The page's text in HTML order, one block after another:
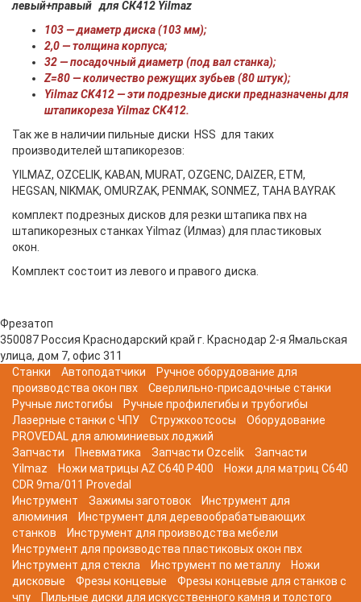
левый+правый для СК412 Yilmaz
103 — диаметр диска (103 мм);
2,0 — толщина корпуса;
32 — посадочный диаметр (под вал станка);
Z=80 — количество режущих зубьев (80 штук);
Yilmaz CK412 — эти подрезные диски предназначены для
штапикореза Yilmaz CK412.
Так же в наличии пильные диски HSS для таких
производителей штапикорезов:
YILMAZ, OZCELIK, KABAN, MURAT, OZGENC, DAIZER, ETM,
HEGSAN, NIKMAK, OMURZAK, PENMAK, SONMEZ, TAHA BAYRAK
комплект подрезных дисков для резки штапика пвх на
штапикорезных станках Yilmaz (Илмаз) для пластиковых
окон.
Комплект состоит из левого и правого диска.
Фрезатоп
350087 Россия Краснодарский край г. Краснодар 2-я Ямальская
улица, дом 7, офис 311
Станки
Автоподатчики
Ручное оборудование для
производства окон пвх
Сверлильно-присадочные станки
Ручные листогибы
Ручные профилегибы и трубогибы
Лазерные станки с ЧПУ
Стружкоотсосы
Оборудование
PROVEDAL для алюминиевых лоджий
Запчасти
Пневматика Запчасти Ozcelik
Запчасти
Yilmaz
Ножи матрицы AZ C640 P400
Ножи для матриц C640
CDR 9ma/011 Provedal
Инструмент
Зажимы заготовок
Инструмент для
алюминия
Инструмент для деревообрабатывающих
станков
Инструмент для производства мебели
Инструмент для производства пластиковых окон пвх
Инструмент для стекла
Инструмент по металлу
Ножи
дисковые
Фрезы концевые
Фрезы концевые для станков с
чпу
Пильные диски для искусственного камня и толстого